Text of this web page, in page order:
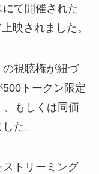
て開催された
映されました。
視聴権が紐づ
トークン限定
もしくは同価
た。
トリーミング